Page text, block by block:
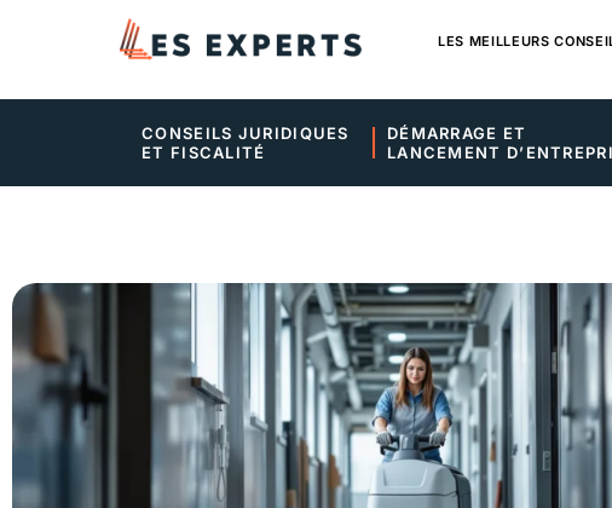
LES MEILLEURS
CONSEILS JURIDIQUES
ET FISCALITÉ
DÉMARRAGE ET
LANCEMENT